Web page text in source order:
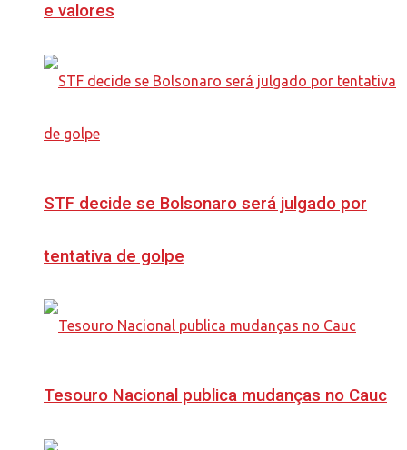
e valores
STF decide se Bolsonaro será julgado por
tentativa de golpe
Tesouro Nacional publica mudanças no Cauc